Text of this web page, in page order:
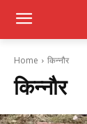
Home किन्नौर
किन्नौर